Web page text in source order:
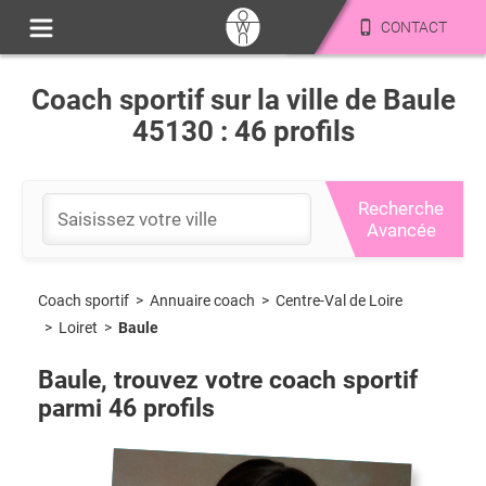
CONTACT
Coach sportif sur la ville de Baule
45130 : 46 profils
Recherche
Avancée
Coach sportif > Annuaire coach > Centre-Val de Loire
> Loiret > Baule
Baule, trouvez votre coach sportif
parmi 46 profils